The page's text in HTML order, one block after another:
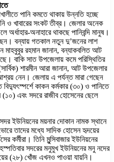
পানি কমতে থাকায় উন্নতি হচ্ছে
ও খাবারের সংকট তীব্র। জেলার অনেক
অনাহারে থাকছে পানিবন্দি মানুষ।
বন্যায় গতকাল নতুন দু’জনের লাশ
রহমান জানান, বন্যাকবলিত আট
বাকি সাত উপজেলায় কমে পরিস্থিতির
শারমীন আরা জানান, আট উপজেলার
নেন। জেলায় এ পর্যন্ত মারা গেছেন
কাকন কর্মকার (৩০) ও পানিতে
এবং সদরে রাজীব হোসেনের ছেলে
ইউনিয়নের ময়নার দোকান নামক স্থানে
তাদের মধ্যে সাদিক হোসেন হৃদয়ের
কর্মীরা। তিনি মুন্সিবাজার ইউনিয়নের
সদরের মনুমুখ ইউনিয়নের মনু নদের
(২৮) খোঁজ এখনও পাওয়া যায়নি।